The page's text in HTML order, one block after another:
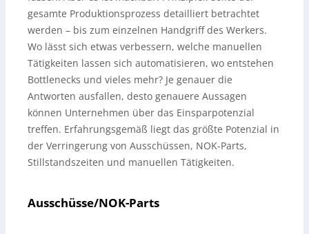
gesamte Produktionsprozess detailliert betrachtet
werden – bis zum einzelnen Handgriff des Werkers.
Wo lässt sich etwas verbessern, welche manuellen
Tätigkeiten lassen sich automatisieren, wo entstehen
Bottlenecks und vieles mehr? Je genauer die
Antworten ausfallen, desto genauere Aussagen
können Unternehmen über das Einsparpotenzial
treffen. Erfahrungsgemäß liegt das größte Potenzial in
der Verringerung von Ausschüssen, NOK-Parts,
Stillstandszeiten und manuellen Tätigkeiten.
Ausschüsse/NOK-Parts